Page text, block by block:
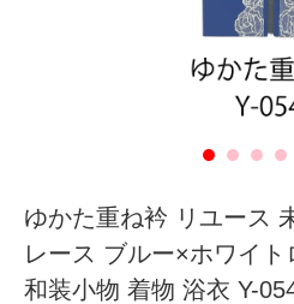
ゆかた重ね衿 リユース
レース ブルー×ホワイト
和装小物 着物 浴衣 Y-